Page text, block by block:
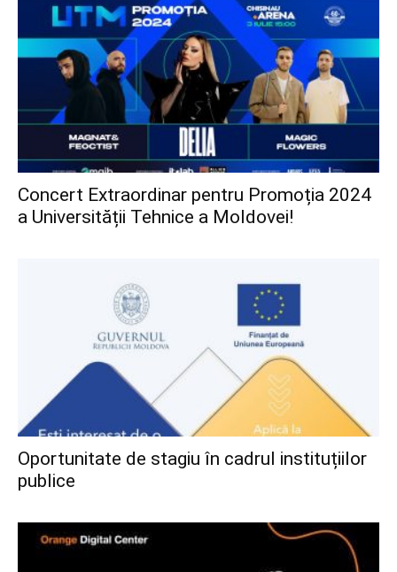
Concert Extraordinar pentru Promoția 2024
a Universității Tehnice a Moldovei!
Oportunitate de stagiu în cadrul instituțiilor
publice